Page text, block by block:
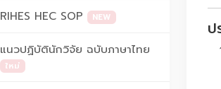
RIHES HEC SOP NEW
แนวปฏิบัตินักวิจัย ฉบับภาษาไทย
ใหม่
ป